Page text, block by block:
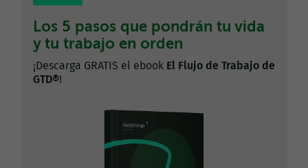
Los 5 pasos que pondrán tu vida
y tu trabajo en orden
¡Descarga GRATIS el ebook El Flujo de Trabajo de
GTD®!